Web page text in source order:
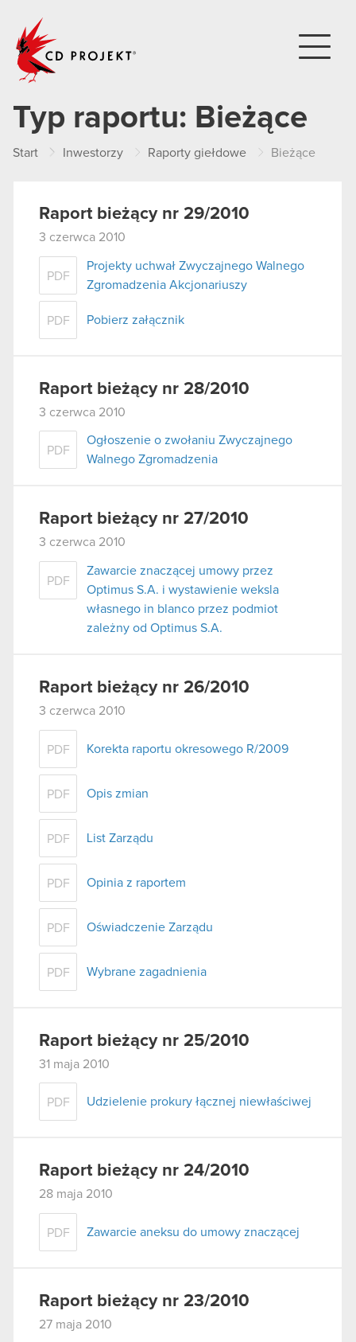
Typ raportu: Bieżące
Start Inwestorzy Raporty giełdowe Bieżące
Raport bieżący nr 29/2010
3 czerwca 2010
PDF
Projekty uchwał Zwyczajnego Walnego
Zgromadzenia Akcjonariuszy
PDF Pobierz załącznik
Raport bieżący nr 28/2010
3 czerwca 2010
PDF
Ogłoszenie o zwołaniu Zwyczajnego
Walnego Zgromadzenia
Raport bieżący nr 27/2010
3 czerwca 2010
PDF
Zawarcie znaczącej umowy przez
Optimus S.A. i wystawienie weksla
własnego in blanco przez podmiot
zależny od Optimus S.A.
Raport bieżący nr 26/2010
3 czerwca 2010
PDF Korekta raportu okresowego R/2009
PDF Opis zmian
PDF List Zarządu
PDF Opinia z raportem
PDF Oświadczenie Zarządu
PDF Wybrane zagadnienia
Raport bieżący nr 25/2010
31 maja 2010
PDF Udzielenie prokury łącznej niewłaściwej
Raport bieżący nr 24/2010
28 maja 2010
PDF Zawarcie aneksu do umowy znaczącej
Raport bieżący nr 23/2010
27 maja 2010